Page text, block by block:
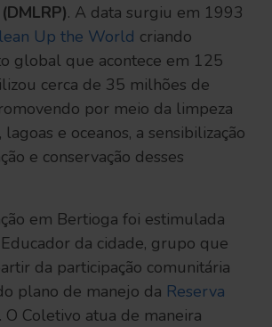
. A data surgiu em 1993
Up the World criando
global que acontece em 125
cerca de 35 milhões de
por meio da limpeza
lagoas e oceanos, a sensibilização
e conservação desses
em Bertioga foi estimulada
da cidade, grupo que
da participação comunitária
plano de manejo da Reserva
. O Coletivo atua de maneira